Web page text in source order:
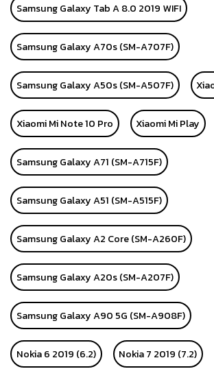
Samsung Galaxy Tab A 8.0 2019 WIFI
Samsung Galaxy A70s (SM-A707F)
Samsung Galaxy A50s (SM-A507F)
Xiaomi Mi Note 10 Pro Xiaomi Mi Play
Samsung Galaxy A71 (SM-A715F)
Samsung Galaxy A51 (SM-A515F)
Samsung Galaxy A2 Core (SM-A260F)
Samsung Galaxy A20s (SM-A207F)
Samsung Galaxy A90 5G (SM-A908F)
Nokia 6 2019 (6.2) Nokia 7 2019 (7.2)